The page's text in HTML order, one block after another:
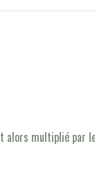
multiplié par